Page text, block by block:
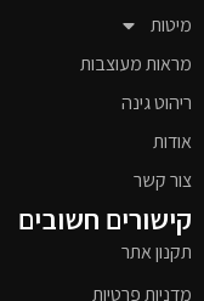
מיטות
מראות מעוצבות
ריהוט גינה
אודות
צור קשר
קישורים חשובים
תקנון אתר
מדניות פרטיות